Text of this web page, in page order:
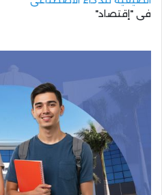
في "إقتصاد"